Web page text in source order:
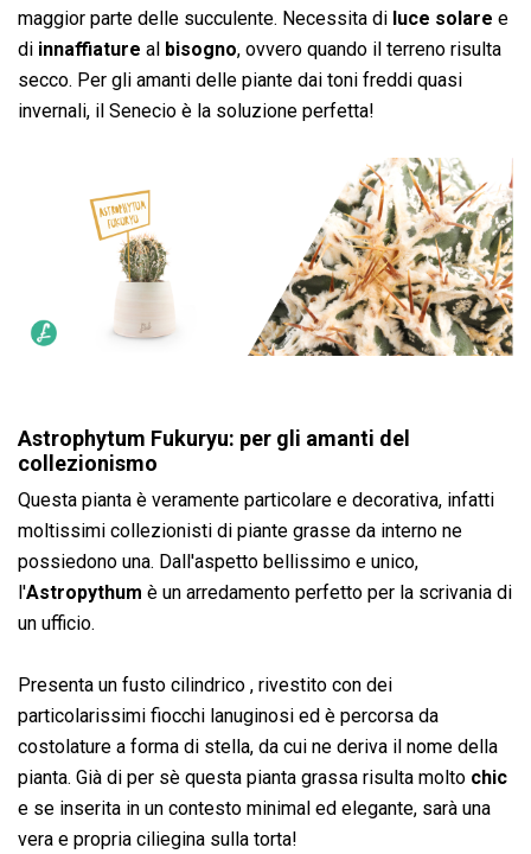
maggior parte delle succulente. Necessita di luce solare e
di innaffiature al bisogno, ovvero quando il terreno risulta
secco. Per gli amanti delle piante dai toni freddi quasi
invernali, il Senecio è la soluzione perfetta!
Astrophytum Fukuryu: per gli amanti del
collezionismo
Questa pianta è veramente particolare e decorativa, infatti
moltissimi collezionisti di piante grasse da interno ne
possiedono una. Dall'aspetto bellissimo e unico,
l'Astropythum è un arredamento perfetto per la scrivania di
un ufficio.
Presenta un fusto cilindrico , rivestito con dei
particolarissimi fiocchi lanuginosi ed è percorsa da
costolature a forma di stella, da cui ne deriva il nome della
pianta. Già di per sè questa pianta grassa risulta molto chic
e se inserita in un contesto minimal ed elegante, sarà una
vera e propria ciliegina sulla torta!